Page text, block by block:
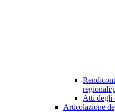
regionali/
Atti degli
Articolazione